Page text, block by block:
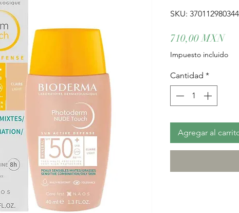
SKU:
710,00 MXN
Impuesto incluido
Cantidad *
Agregar al